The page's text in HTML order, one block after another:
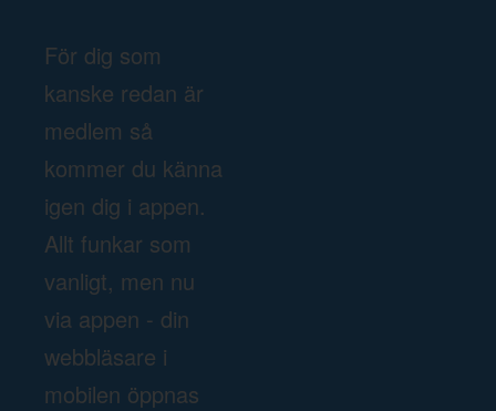
För dig som
kanske redan är
medlem så
kommer du känna
igen dig i appen.
Allt funkar som
vanligt, men nu
via appen - din
webbläsare i
mobilen öppnas